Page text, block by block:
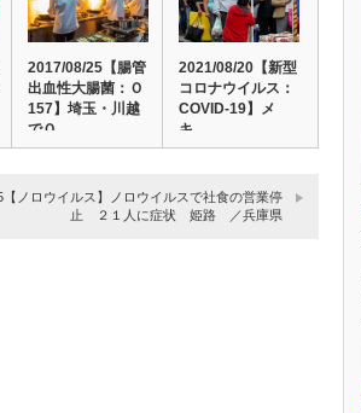
2017/08/25【腸管
出血性大腸菌：Ｏ
157】埼玉・川越
でＯ…
2021/08/20【新型
コロナウイルス：
COVID-19】メ
キ…
【ノロウイルス】ノロウイルスで社食の営業停
止 ２１人に症状 姫路 ／兵庫県